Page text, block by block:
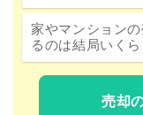
家やマンション
るのは結局いくら
売却